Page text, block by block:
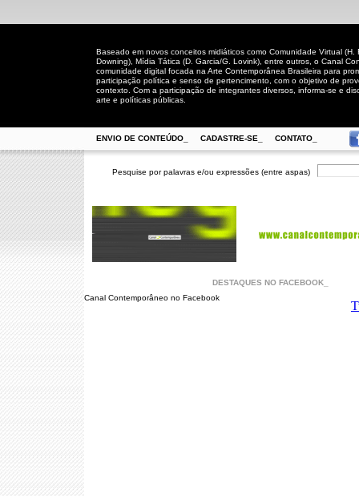
Baseado em novos conceitos midiáticos como Comunidade Virtual (H.
Downing), Mídia Tática (D. Garcia/G. Lovink), entre outros, o Canal
comunidade digital focada na Arte Contemporânea Brasileira para
participação política e senso de pertencimento, com o objetivo de
contexto. Com a participação de integrantes diversos, informa-se e
arte e políticas públicas.
ENVIO DE CONTEÚDO_ CADASTRE-SE_ CONTATO_
Pesquise por palavras e/ou expressões (entre aspas)
DESTAQUES NO FACEBOOK_
Canal Contemporâneo no Facebook